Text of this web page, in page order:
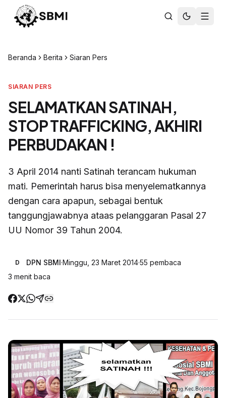
Beranda Berita Siaran Pers
SIARAN PERS
SELAMATKAN SATINAH,
STOP TRAFFICKING, AKHIRI
PERBUDAKAN !
3 April 2014 nanti Satinah terancam hukuman
mati. Pemerintah harus bisa menyelematkannya
dengan cara apapun, sebagai bentuk
tanggungjawabnya ataas pelanggaran Pasal 27
UU Nomor 39 Tahun 2004.
D DPN SBMI·Minggu, 23 Maret 2014·55 pembaca
3 menit baca